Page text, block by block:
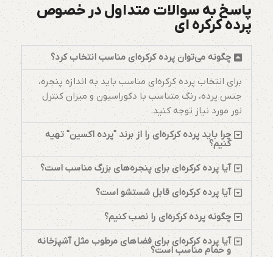
پاسخ به سوالات متداول در خصوص
پرده کرکره ای
چگونه می‌توان پرده کرکره‌ای مناسب انتخاب کرد؟
برای انتخاب پرده کرکره‌ای مناسب باید به اندازه پنجره،
جنس پرده، رنگ متناسب با دکوراسیون و میزان کنترل
نور مورد نیاز توجه کنید.
چرا باید پرده کرکره‌ای را از برند "پرده اکسین" تهیه
کنیم؟
آیا پرده کرکره‌ای برای پنجره‌های بزرگ مناسب است؟
آیا پرده کرکره‌ای قابل شستشو است؟
چگونه پرده کرکره‌ای را نصب کنیم؟
آیا پرده کرکره‌ای برای فضاهای مرطوب مثل آشپزخانه
و حمام مناسب است؟